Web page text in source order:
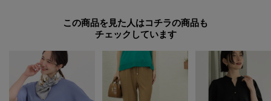
この商品を見た人はコチラの商品も
チェックしています